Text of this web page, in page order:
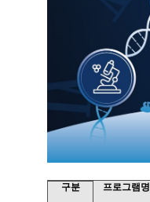
구분 프로그램명